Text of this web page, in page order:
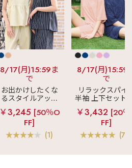
8/17(月)15:59ま
で
お出かけしたくな
るスタイルアップ
見え
ストライプ
フリル ロングパン
ツ 綿混 上下セット
￥3,245 [50％O
FF]
(1)
8/17(月)15:59
で
リラックスパイ
半袖 上下セット
女兼用サイズ)
￥3,432 [20
FF]